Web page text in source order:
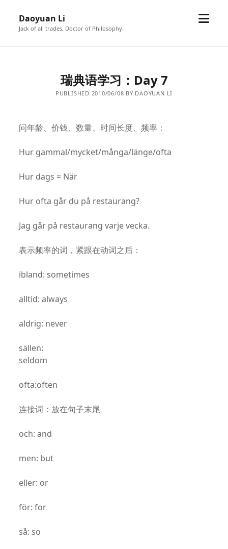
Daoyuan Li
Jack of all trades, Doctor of Philosophy.
open
瑞典语学习：Day 7
PUBLISHED 2010/06/08 BY DAOYUAN LI
问年龄、价钱、数量、时间长度、频率：
Hur gammal/mycket/många/länge/ofta
Hur dags = När
Hur ofta går du på restaurang?
Jag går på restaurang varje vecka.
表示频率的词，紧跟在动词之后：
ibland: sometimes
alltid: always
aldrig: never
sällen:
seldom
ofta:often
连接词：放在句子末尾
och: and
men: but
eller: or
för: for
så: so